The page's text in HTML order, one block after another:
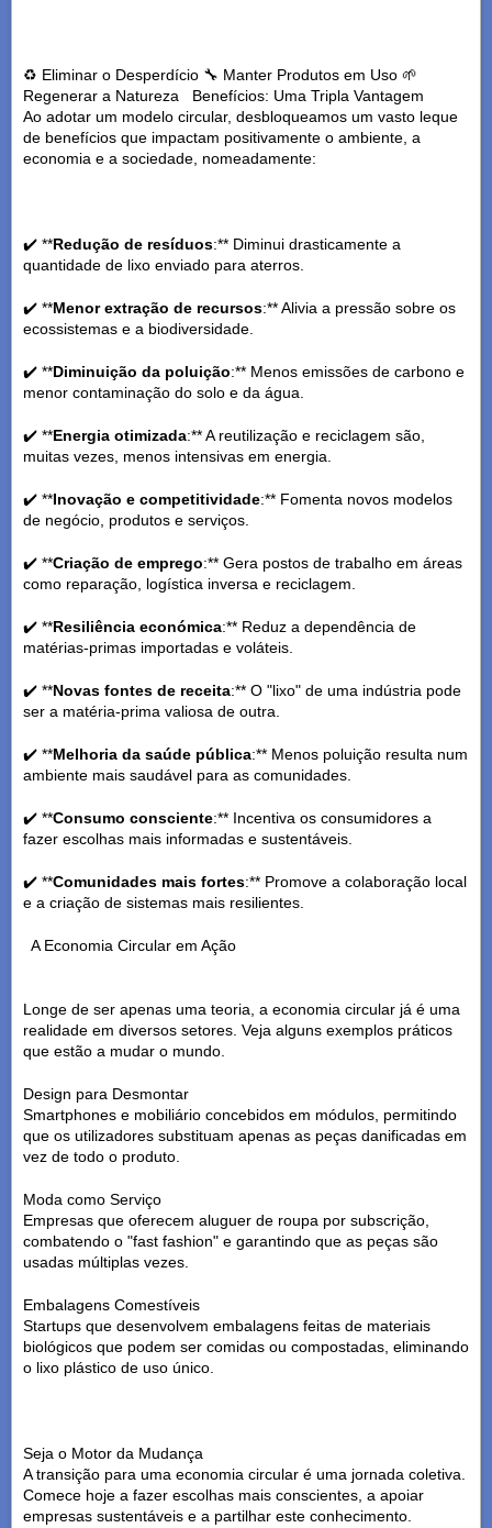
♻️ Eliminar o Desperdício 🔧 Manter Produtos em Uso 🌱
Regenerar a Natureza Benefícios: Uma Tripla Vantagem
Ao adotar um modelo circular, desbloqueamos um vasto leque
de benefícios que impactam positivamente o ambiente, a
economia e a sociedade, nomeadamente:
✔️ **Redução de resíduos:** Diminui drasticamente a
quantidade de lixo enviado para aterros.
✔️ **Menor extração de recursos:** Alivia a pressão sobre os
ecossistemas e a biodiversidade.
✔️ **Diminuição da poluição:** Menos emissões de carbono e
menor contaminação do solo e da água.
✔️ **Energia otimizada:** A reutilização e reciclagem são,
muitas vezes, menos intensivas em energia.
✔️ **Inovação e competitividade:** Fomenta novos modelos
de negócio, produtos e serviços.
✔️ **Criação de emprego:** Gera postos de trabalho em áreas
como reparação, logística inversa e reciclagem.
✔️ **Resiliência económica:** Reduz a dependência de
matérias-primas importadas e voláteis.
✔️ **Novas fontes de receita:** O "lixo" de uma indústria pode
ser a matéria-prima valiosa de outra.
✔️ **Melhoria da saúde pública:** Menos poluição resulta num
ambiente mais saudável para as comunidades.
✔️ **Consumo consciente:** Incentiva os consumidores a
fazer escolhas mais informadas e sustentáveis.
✔️ **Comunidades mais fortes:** Promove a colaboração local
e a criação de sistemas mais resilientes.
A Economia Circular em Ação
Longe de ser apenas uma teoria, a economia circular já é uma
realidade em diversos setores. Veja alguns exemplos práticos
que estão a mudar o mundo.
Design para Desmontar
Smartphones e mobiliário concebidos em módulos, permitindo
que os utilizadores substituam apenas as peças danificadas em
vez de todo o produto.
Moda como Serviço
Empresas que oferecem aluguer de roupa por subscrição,
combatendo o "fast fashion" e garantindo que as peças são
usadas múltiplas vezes.
Embalagens Comestíveis
Startups que desenvolvem embalagens feitas de materiais
biológicos que podem ser comidas ou compostadas, eliminando
o lixo plástico de uso único.
Seja o Motor da Mudança
A transição para uma economia circular é uma jornada coletiva.
Comece hoje a fazer escolhas mais conscientes, a apoiar
empresas sustentáveis e a partilhar este conhecimento.